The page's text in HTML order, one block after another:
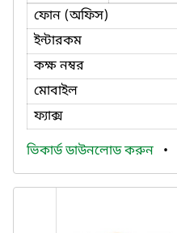
ফোন (অফিস)
ইন্টারকম
কক্ষ নম্বর
মোবাইল
ফ্যাক্স
ভিকার্ড ডাউনলোড করুন •